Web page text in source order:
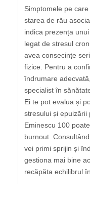
Simptomele pe
starea de rău
indica prezența
legat de stresul
avea consecințe
fizice. Pentru a
îndrumare
specialist în
Ei te pot evalua și
stresului și epuizării
Eminescu 100
burnout.
vei primi sprijin și
gestiona mai bine
recăpăta echilibrul